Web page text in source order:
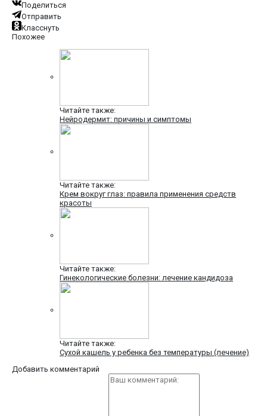
Поделиться
Отправить
Класснуть
Похожее
Читайте также:
Нейродермит: причины и симптомы
Читайте также:
Крем вокруг глаз: правила применения средств
красоты
Читайте также:
Гинекологические болезни: лечение кандидоза
Читайте также:
Сухой кашель у ребенка без температуры (лечение)
Добавить комментарий